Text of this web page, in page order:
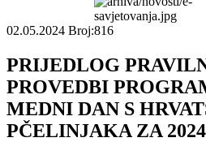
02.05.2024 Broj:816
PRIJEDLOG
PROVEDBI
MEDNI DAN S
PČELINJAKA ZA